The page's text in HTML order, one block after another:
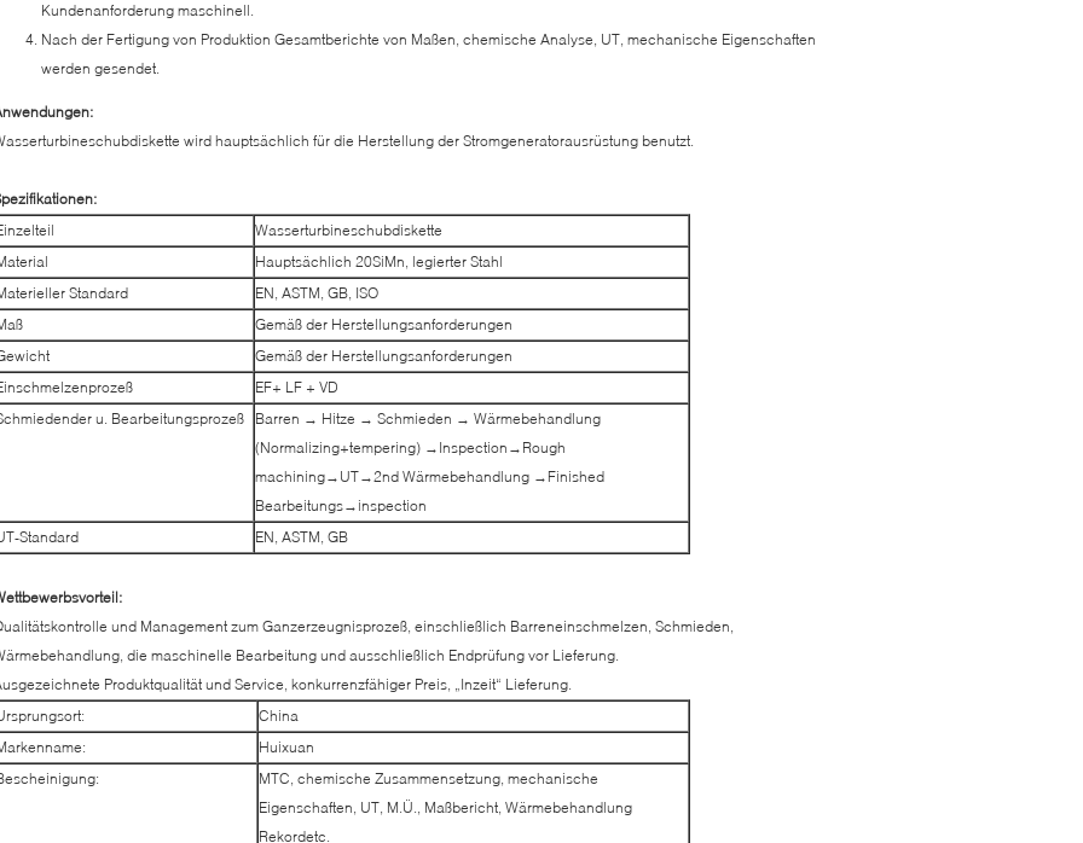
Kundenanforderung maschinell.
Nach der Fertigung von Produktion Gesamtberichte von Maßen, chemische Analyse, UT, mechanische Eigenschaften
werden gesendet.
wird hauptsächlich für die Herstellung der Stromgeneratorausrüstung benutzt.
Wasserturbineschubdiskette
Hauptsächlich 20SiMn, legierter Stahl
Standard
EN, ASTM, GB, ISO
Gemäß der Herstellungsanforderungen
Gemäß der Herstellungsanforderungen
EF+ LF + VD
u. Bearbeitungsprozeß
Barren → Hitze → Schmieden → Wärmebehandlung
(Normalizing+tempering) →Inspection→Rough
machining→UT→2nd Wärmebehandlung →Finished
Bearbeitungs→inspection
Standard
EN, ASTM, GB
und Management zum Ganzerzeugnisprozeß, einschließlich Barreneinschmelzen, Schmieden,
die maschinelle Bearbeitung und ausschließlich Endprüfung vor Lieferung.
Produktqualität und Service, konkurrenzfähiger Preis, „Inzeit“ Lieferung.
China
Huixuan
MTC, chemische Zusammensetzung, mechanische
Eigenschaften, UT, M.Ü., Maßbericht, Wärmebehandlung
Rekordetc.